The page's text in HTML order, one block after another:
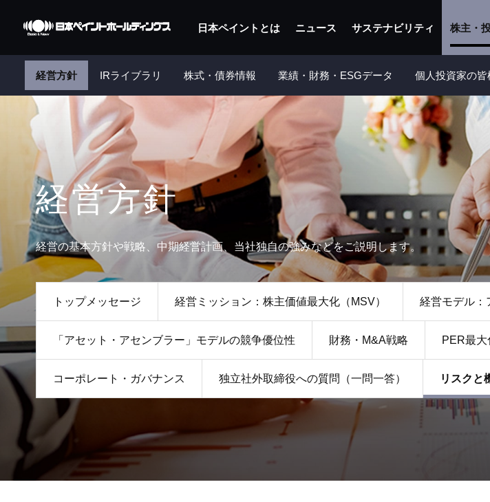
日本ペイントとは ニュース サステナビリティ 株主・
経営方針 IRライブラリ 株式・債券情報 業績・財務・ESGデータ 個人投資家の皆
経営方針
経営の基本方針や戦略、中期経営計画、当社独自の強みなどをご説明します。
トップメッセージ 経営ミッション：株主価値最大化（MSV） 経営モデル：
「アセット・アセンブラー」モデルの競争優位性 財務・M&A戦略 PER最
コーポレート・ガバナンス 独立社外取締役への質問（一問一答） リスクと